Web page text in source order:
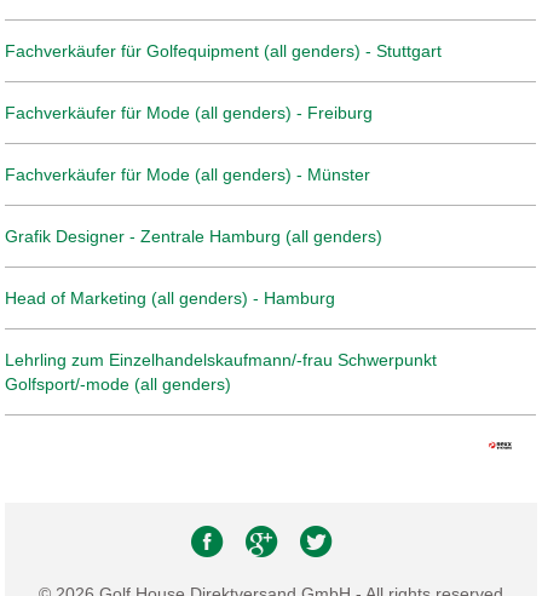
Fachverkäufer für Golfequipment (all genders) - Stuttgart
Fachverkäufer für Mode (all genders) - Freiburg
Fachverkäufer für Mode (all genders) - Münster
Grafik Designer - Zentrale Hamburg (all genders)
Head of Marketing (all genders) - Hamburg
Lehrling zum Einzelhandelskaufmann/-frau Schwerpunkt
Golfsport/-mode (all genders)